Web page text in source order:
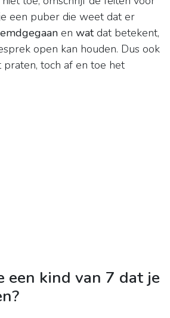
een puber die weet dat er
en watdat betekent,
open kan houden. Dus ook
toch af en toe het
een kind van 7 dat je